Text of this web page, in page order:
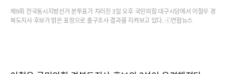
제9회 전국동시지방선거 본투표가 치러진 3일 오후 국민의힘 대구시당에서 이철우 경
북도지사 후보가 밝은 표정으로 출구조사 결과를 지켜보고 있다. ⓒ연합뉴스